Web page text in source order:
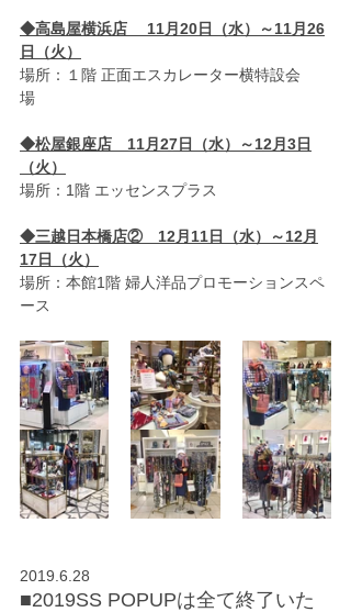
◆高島屋横浜店　 11月20日（水）～11月26
日（火）
場所：１階 正面エスカレーター横特設会
場
◆松屋銀座店　11月27日（水）～12月3日
（火）
場所：1階 エッセンスプラス
◆三越日本橋店②　12月11日（水）～12月
17日（火）
場所：本館1階 婦人洋品プロモーションスペ
ース
2019.6.28
■2019SS POPUPは全て終了いた